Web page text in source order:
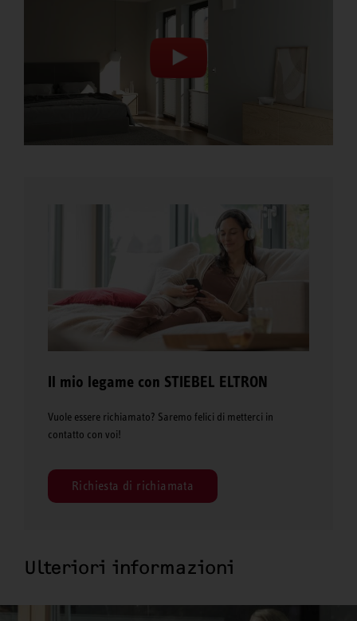
Il mio legame con STIEBEL ELTRON
Vuole essere richiamato? Saremo felici di metterci in
contatto con voi!
Richiesta di richiamata
Ulteriori informazioni